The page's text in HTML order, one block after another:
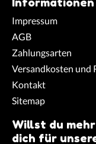
Impressum
AGB
Zahlungsarten
Versandkosten und
Kontakt
Sitemap
Willst du
dich für